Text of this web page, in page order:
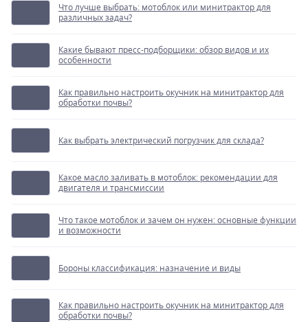
Что лучше выбрать: мотоблок или минитрактор для
различных задач?
Какие бывают пресс-подборщики: обзор видов и их
особенности
Как правильно настроить окучник на минитрактор для
обработки почвы?
Как выбрать электрический погрузчик для склада?
Какое масло заливать в мотоблок: рекомендации для
двигателя и трансмиссии
Что такое мотоблок и зачем он нужен: основные функции
и возможности
Бороны классификация: назначение и виды
Как правильно настроить окучник на минитрактор для
обработки почвы?